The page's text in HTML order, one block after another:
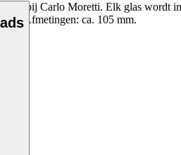
bij Carlo Moretti. Elk glas wordt
Afmetingen: ca. 105 mm.